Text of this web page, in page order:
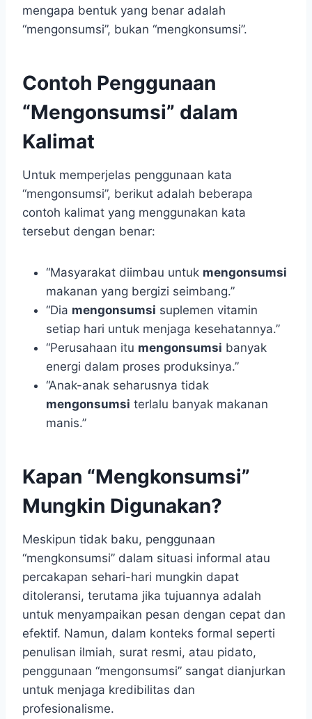
mengapa bentuk yang benar adalah
“mengonsumsi”, bukan “mengkonsumsi”.
Contoh Penggunaan
“Mengonsumsi” dalam
Kalimat
Untuk memperjelas penggunaan kata
“mengonsumsi”, berikut adalah beberapa
contoh kalimat yang menggunakan kata
tersebut dengan benar:
“Masyarakat diimbau untuk mengonsumsi
makanan yang bergizi seimbang.”
“Dia mengonsumsi suplemen vitamin
setiap hari untuk menjaga kesehatannya.”
“Perusahaan itu mengonsumsi banyak
energi dalam proses produksinya.”
“Anak-anak seharusnya tidak
mengonsumsi terlalu banyak makanan
manis.”
Kapan “Mengkonsumsi”
Mungkin Digunakan?
Meskipun tidak baku, penggunaan
“mengkonsumsi” dalam situasi informal atau
percakapan sehari-hari mungkin dapat
ditoleransi, terutama jika tujuannya adalah
untuk menyampaikan pesan dengan cepat dan
efektif. Namun, dalam konteks formal seperti
penulisan ilmiah, surat resmi, atau pidato,
penggunaan “mengonsumsi” sangat dianjurkan
untuk menjaga kredibilitas dan
profesionalisme.